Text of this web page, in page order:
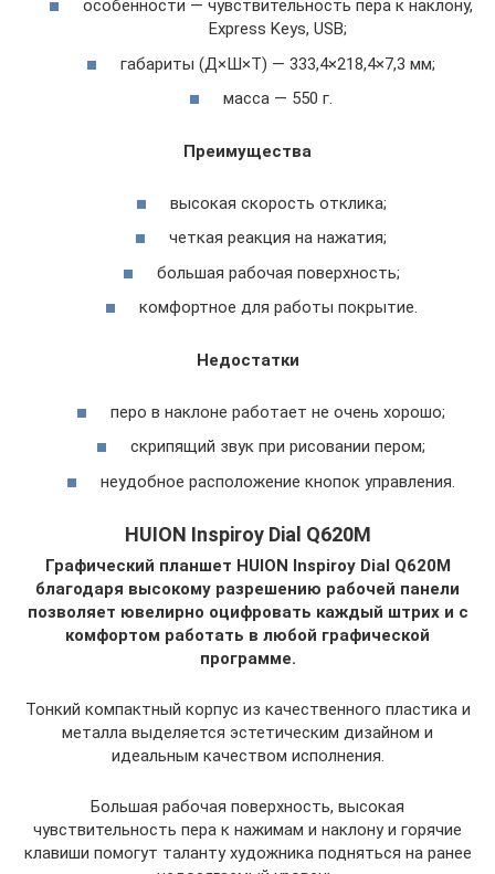
особенности — чувствительность пера к наклону,
Express Keys, USB;
габариты (Д×Ш×Т) — 333,4×218,4×7,3 мм;
масса — 550 г.
Преимущества
высокая скорость отклика;
четкая реакция на нажатия;
большая рабочая поверхность;
комфортное для работы покрытие.
Недостатки
перо в наклоне работает не очень хорошо;
скрипящий звук при рисовании пером;
неудобное расположение кнопок управления.
HUION Inspiroy Dial Q620M
Графический планшет HUION Inspiroy Dial Q620M
благодаря высокому разрешению рабочей панели
позволяет ювелирно оцифровать каждый штрих и с
комфортом работать в любой графической
программе.
Тонкий компактный корпус из качественного пластика и
металла выделяется эстетическим дизайном и
идеальным качеством исполнения.
Большая рабочая поверхность, высокая
чувствительность пера к нажимам и наклону и горячие
клавиши помогут таланту художника подняться на ранее